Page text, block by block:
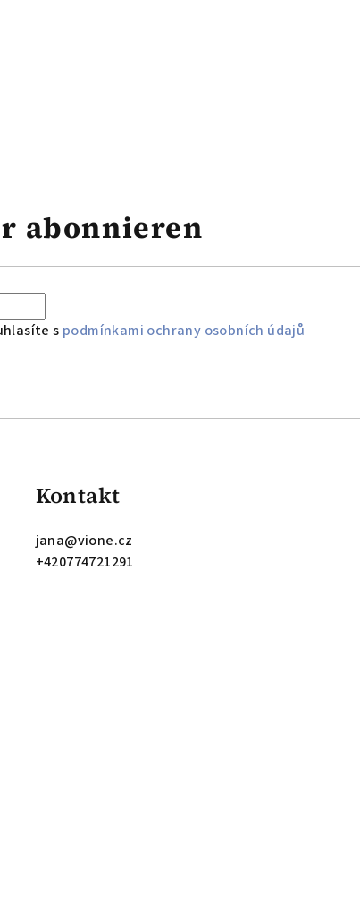
abonnieren
s podmínkami ochrany osobních údajů
Kontakt
jana@vione.cz
+420774721291